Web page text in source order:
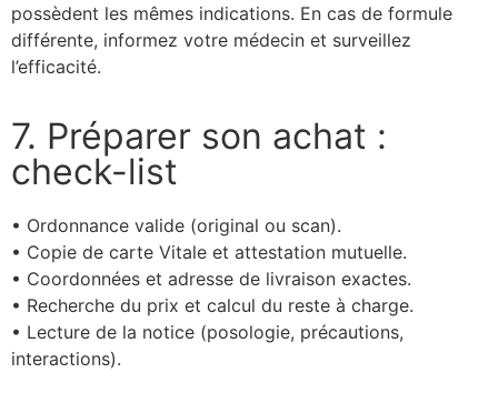
possèdent les mêmes indications. En cas de formule
différente, informez votre médecin et surveillez
l’efficacité.
7. Préparer son achat :
check-list
• Ordonnance valide (original ou scan).
• Copie de carte Vitale et attestation mutuelle.
• Coordonnées et adresse de livraison exactes.
• Recherche du prix et calcul du reste à charge.
• Lecture de la notice (posologie, précautions,
interactions).